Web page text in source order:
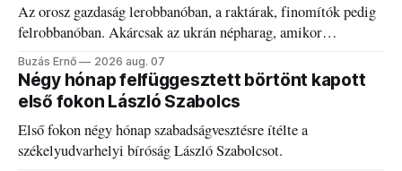
Az orosz gazdaság lerobbanóban, a raktárak, finomítók pedig
felrobbanóban. Akárcsak az ukrán népharag, amikor
elégedetlen vezetőivel.
Buzás Ernő 2026 aug. 07
Négy hónap felfüggesztett börtönt kapott
első fokon László Szabolcs
Első fokon négy hónap szabadságvesztésre ítélte a
székelyudvarhelyi bíróság László Szabolcsot.